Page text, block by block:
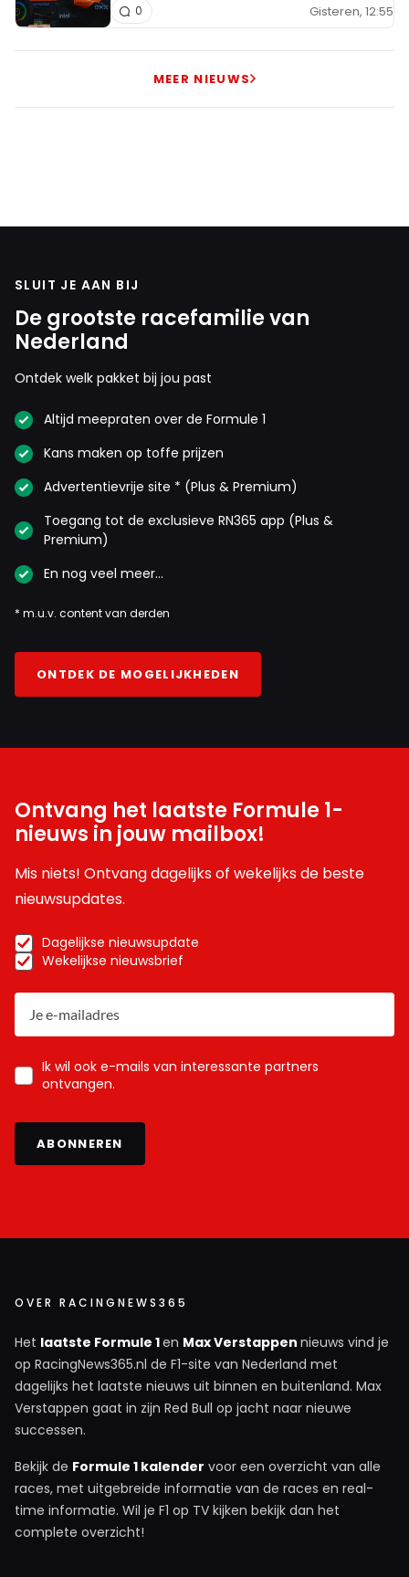
Gisteren, 12:55
0
MEER NIEUWS
SLUIT JE AAN BIJ
De grootste racefamilie van
Nederland
Ontdek welk pakket bij jou past
Altijd meepraten over de Formule 1
Kans maken op toffe prijzen
Advertentievrije site * (Plus & Premium)
Toegang tot de exclusieve RN365 app (Plus &
Premium)
En nog veel meer…
* m.u.v. content van derden
ONTDEK DE MOGELIJKHEDEN
Ontvang het laatste Formule 1-
nieuws in jouw mailbox!
Mis niets! Ontvang dagelijks of wekelijks de beste
nieuwsupdates.
Dagelijkse nieuwsupdate
Wekelijkse nieuwsbrief
Ik wil ook e-mails van interessante partners
ontvangen.
ABONNEREN
OVER RACINGNEWS365
Het laatste Formule 1en Max Verstappen nieuws vind je
op RacingNews365.nl de F1-site van Nederland met
dagelijks het laatste nieuws uit binnen en buitenland. Max
Verstappen gaat in zijn Red Bull op jacht naar nieuwe
successen.
Bekijk de Formule 1 kalender voor een overzicht van alle
races, met uitgebreide informatie van de races en real-
time informatie. Wil je F1 op TV kijken bekijk dan het
complete overzicht!